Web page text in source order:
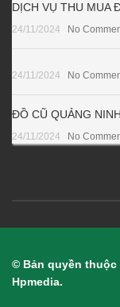
DỊCH VỤ THU MUA
24/11/2024 No
24/11/2024 No
ĐỒ CŨ QUẢNG NINH
24/11/2024 No
© Bản quyền thuộc
Hpmedia.